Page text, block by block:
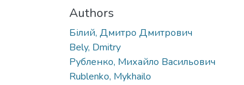
Authors
Білий, Дмитро Дмитрович
Bely, Dmitry
Рубленко, Михайло Васильович
Rublenko, Mykhailo